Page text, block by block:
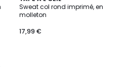
Sweat col rond imprimé, en
molleton
17,99 €